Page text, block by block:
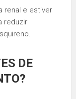
renal e estiver
reduzir
DE